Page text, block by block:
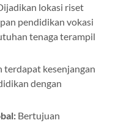
lokasi riset
pendidikan vokasi
tenaga terampil
terdapat kesenjangan
dengan
Bertujuan